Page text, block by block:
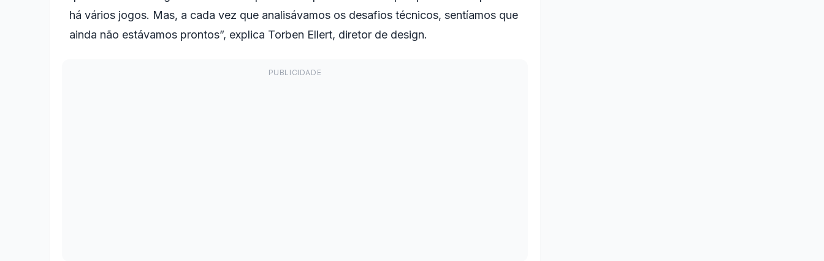
há vários jogos. Mas, a cada vez que analisávamos os desafios técnicos, sentíamos que
ainda não estávamos prontos”, explica Torben Ellert, diretor de design.